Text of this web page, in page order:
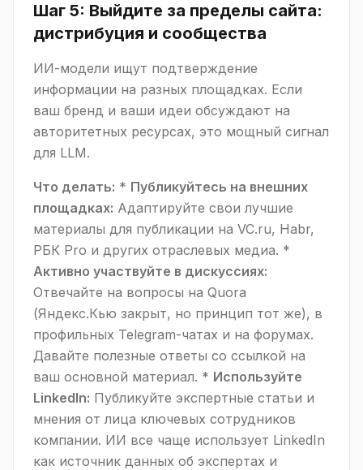
Шаг 5: Выйдите за пределы сайта:
дистрибуция и сообщества
ИИ-модели ищут подтверждение
информации на разных площадках. Если
ваш бренд и ваши идеи обсуждают на
авторитетных ресурсах, это мощный сигнал
для LLM.
Что делать: * Публикуйтесь на внешних
площадках: Адаптируйте свои лучшие
материалы для публикации на VC.ru, Habr,
РБК Pro и других отраслевых медиа. *
Активно участвуйте в дискуссиях:
Отвечайте на вопросы на Quora
(Яндекс.Кью закрыт, но принцип тот же), в
профильных Telegram-чатах и на форумах.
Давайте полезные ответы со ссылкой на
ваш основной материал. * Используйте
LinkedIn: Публикуйте экспертные статьи и
мнения от лица ключевых сотрудников
компании. ИИ все чаще использует LinkedIn
как источник данных об экспертах и